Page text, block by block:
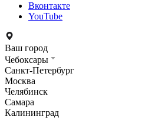
Вконтакте
YouTube
Ваш город
Чебоксары
Санкт-Петербург
Москва
Челябинск
Самара
Калининград